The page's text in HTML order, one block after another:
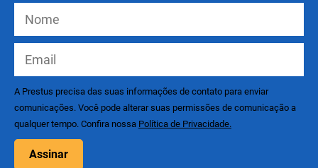
A Prestus precisa das suas informações de contato para enviar
comunicações. Você pode alterar suas permissões de comunicação a
qualquer tempo. Confira nossa Política de Privacidade.
Assinar